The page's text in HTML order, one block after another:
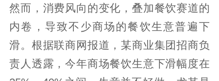
然而，消费风向的变化，叠加餐饮赛道的
内卷，导致不少商场的餐饮生意普遍下
滑。根据联商网报道，某商业集团招商负
责人透露，今年商场餐饮生意下滑幅度在